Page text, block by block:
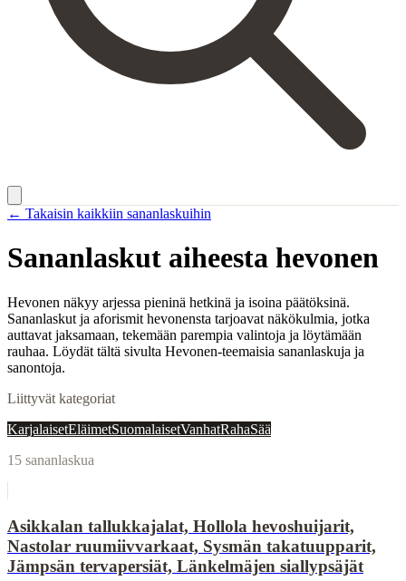
← Takaisin kaikkiin sananlaskuihin
Sananlaskut aiheesta hevonen
Hevonen näkyy arjessa pieninä hetkinä ja isoina päätöksinä.
Sananlaskut ja aforismit hevonensta tarjoavat näkökulmia, jotka
auttavat jaksamaan, tekemään parempia valintoja ja löytämään
rauhaa. Löydät tältä sivulta Hevonen-teemaisia sananlaskuja ja
sanontoja.
Liittyvät kategoriat
KarjalaisetEläimetSuomalaisetVanhatRahaSää
15 sananlaskua
Asikkalan tallukkajalat, Hollola hevoshuijarit,
Nastolar ruumiivvarkaat, Sysmän takatuupparit,
Jämpsän tervapersiät, Länkelmäjen siallypsäjät